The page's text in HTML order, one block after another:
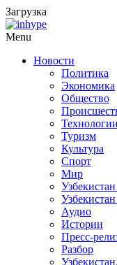
Загрузка
Menu
Новости
Политика
Экономика
Общество
Технологии
Туризм
Культура
Спорт
Мир
Аудио
Истории
Пресс-
Разбор